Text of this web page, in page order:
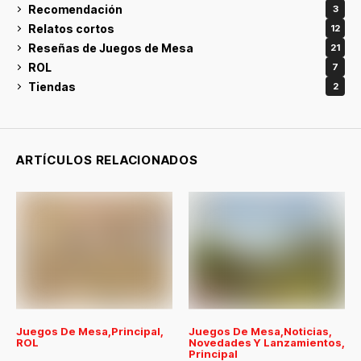
Recomendación 3
Relatos cortos 12
Reseñas de Juegos de Mesa 21
ROL 7
Tiendas 2
ARTÍCULOS RELACIONADOS
Juegos De Mesa Principal
ROL
Juegos De Mesa Noticias
Novedades Y Lanzamientos
Principal